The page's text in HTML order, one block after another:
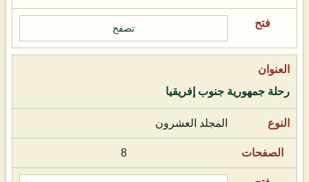
تصفح
رحلة جمهورية جنوب إفريقيا
المجلد العشرون
8